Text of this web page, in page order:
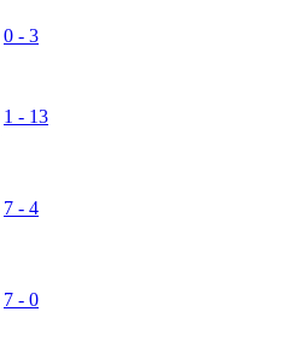
0 - 3
1 - 13
7 - 4
7 - 0